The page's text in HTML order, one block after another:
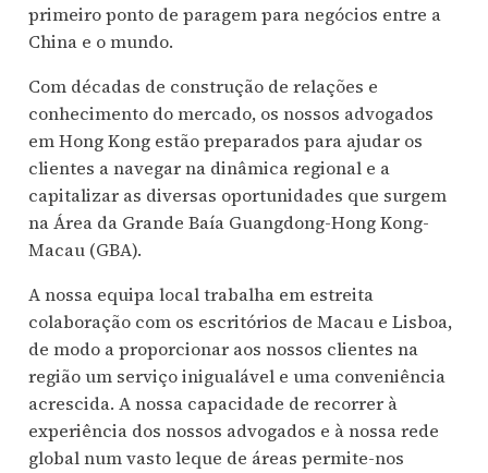
primeiro ponto de paragem para negócios entre a
China e o mundo.
Com décadas de construção de relações e
conhecimento do mercado, os nossos advogados
em Hong Kong estão preparados para ajudar os
clientes a navegar na dinâmica regional e a
capitalizar as diversas oportunidades que surgem
na Área da Grande Baía Guangdong-Hong Kong-
Macau (GBA).
A nossa equipa local trabalha em estreita
colaboração com os escritórios de Macau e Lisboa,
de modo a proporcionar aos nossos clientes na
região um serviço inigualável e uma conveniência
acrescida. A nossa capacidade de recorrer à
experiência dos nossos advogados e à nossa rede
global num vasto leque de áreas permite-nos